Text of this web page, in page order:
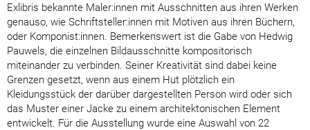
Exlibris bekannte Maler:innen mit Ausschnitten aus ihren Werken
genauso, wie Schriftsteller:innen mit Motiven aus ihren Büchern,
oder Komponist:innen. Bemerkenswert ist die Gabe von Hedwig
Pauwels, die einzelnen Bildausschnitte kompositorisch
miteinander zu verbinden. Seiner Kreativität sind dabei keine
Grenzen gesetzt, wenn aus einem Hut plötzlich ein
Kleidungsstück der darüber dargestellten Person wird oder sich
das Muster einer Jacke zu einem architektonischen Element
entwickelt. Für die Ausstellung wurde eine Auswahl von 22